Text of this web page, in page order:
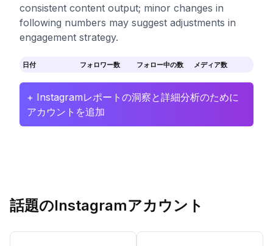
consistent content output; minor changes in
following numbers may suggest adjustments in
engagement strategy.
日付 フォロワー数 フォロー中の数 メディア数
+ Instagramレポートの洞察と詳細分析のために
アカウントを追加
話題のInstagramアカウント